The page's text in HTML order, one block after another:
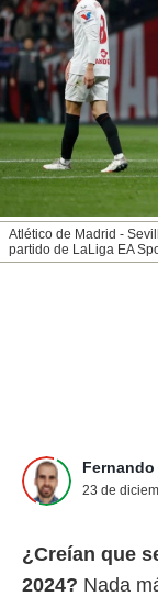
permite
seguir
contenido
coste.
la
todas
y
en
más
nuestra
y
ACEPTAR
Y
CONTINUAR
CONFIGURAR
RECHAZAR
Atlético de Madrid -
partido de LaLiga EA
Fernando
23 de
¿Creían que
2024? Nada